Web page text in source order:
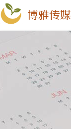
博雅传媒